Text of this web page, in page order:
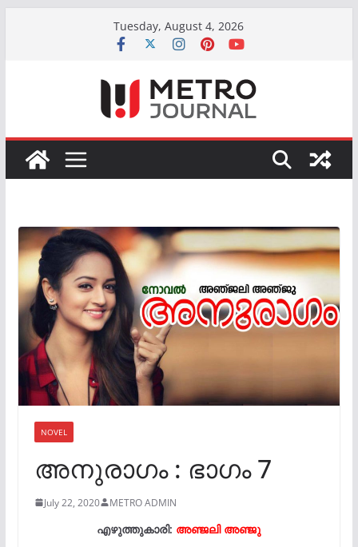
Tuesday, August 4, 2026
NOVEL
അനുരാഗം : ഭാഗം 7
July 22, 2020 METRO ADMIN
എഴുത്തുകാരി: അഞ്ജലി അഞ്ജു